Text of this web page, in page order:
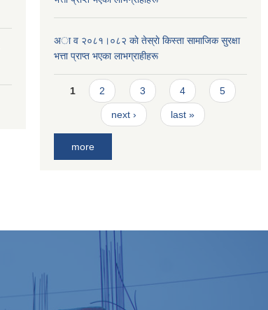
अा व २०८१।०८२ काे तेस्राे किस्ता सामाजिक सुरक्षा
भत्ता प्राप्त भएका लाभग्राहीहरू
Pages
1 2 3 4 5
next › last »
more